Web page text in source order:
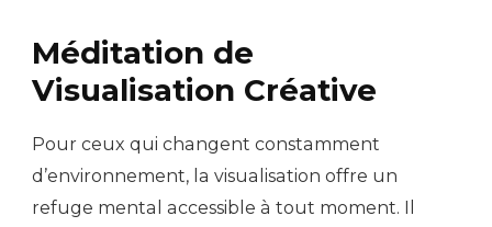
Méditation de
Visualisation Créative
Pour ceux qui changent constamment
d’environnement, la visualisation offre un
refuge mental accessible à tout moment. Il